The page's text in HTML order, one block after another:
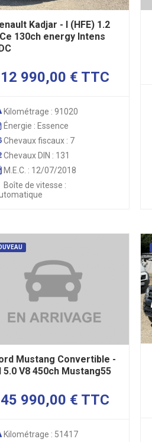
Kadjar - I (HFE) 1.2
130ch energy Intens
12 990,00 € TTC
Kilométrage : 91020
Énergie : Essence
Chevaux fiscaux : 7
Chevaux DIN : 131
M.E.C. : 12/07/2018
Boîte de vitesse :
Mustang Convertible -
5.0 V8 450ch Mustang55
45 990,00 € TTC
Kilométrage : 51417